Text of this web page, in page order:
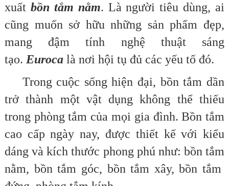
xuất bồn tắm nằm. Là người tiêu dùng, ai
cũng muốn sở hữu những sản phẩm đẹp,
mang đậm tính nghệ thuật sáng
tạo. Eurocalà nơi hội tụ đủ các yếu tố đó.
Trong cuộc sống hiện đại, bồn tắm dần
trở thành một vật dụng không thể thiếu
trong phòng tắm của mọi gia đình. Bồn tắm
cao cấp ngày nay, được thiết kế với kiểu
dáng và kích thước phong phú như: bồn tắm
nằm, bồn tắm góc, bồn tắm xây, bồn tắm